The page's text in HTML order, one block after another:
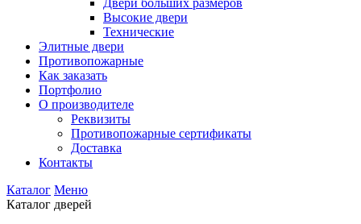
Двери больших размеров
Высокие двери
Технические
Элитные двери
Противопожарные
Как заказать
Портфолио
О производителе
Реквизиты
Противопожарные сертификаты
Доставка
Контакты
Каталог Меню
Каталог дверей